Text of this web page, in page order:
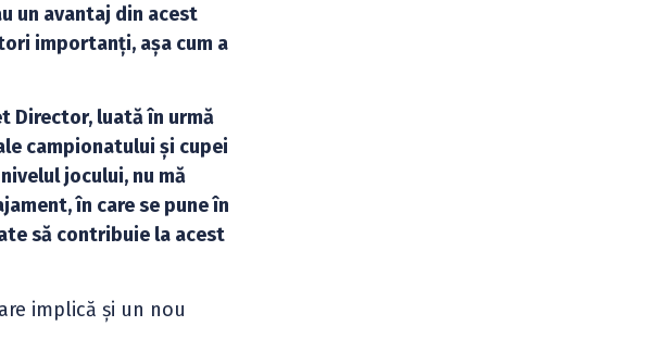
un avantaj din acest
importanți, așa cum a
Director, luată în urmă
campionatului și cupei
jocului, nu mă
în care se pune în
să contribuie la acest
implică și un nou